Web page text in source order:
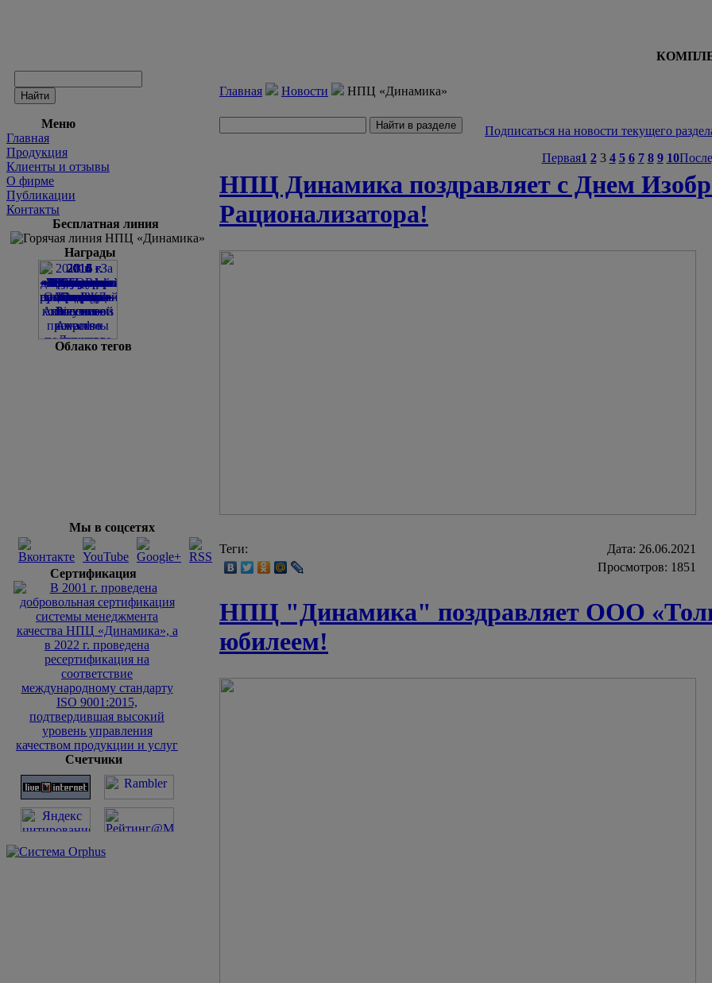
Меню
Главная
Продукция
Клиенты и отзывы
О фирме
Публикации
Контакты
Бесплатная линия
Награды
Облако тегов
Мы в соцсетях
Сертификация
Счетчики
Главная Новости НПЦ «Динамика»
Подписаться на новости текущего
Первая1 2 3 4 5 6 7 8 9 10
НПЦ Динамика поздравляет с Днем
Рационализатора!
Теги: Дата: 26.06.2021
Просмотров: 1851
НПЦ "Динамика" поздравляет ООО
юбилеем!